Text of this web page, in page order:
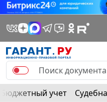
Бюджетный учет